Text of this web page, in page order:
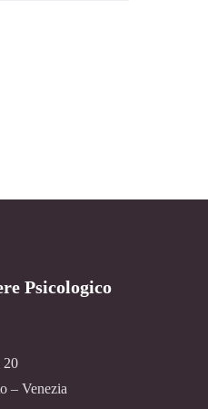
Psicologico
20
– Venezia